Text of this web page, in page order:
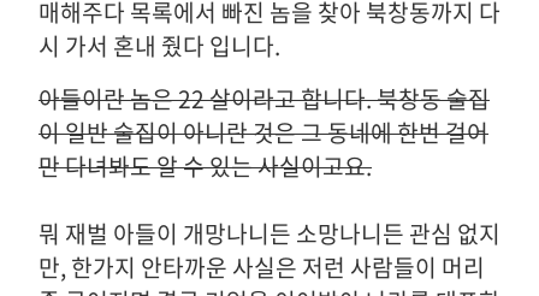
매해주다 목록에서 빠진 놈을 찾아 북창동까지 다
시 가서 혼내 줬다 입니다.
아들이란 놈은 22 살이라고 합니다. 북창동 술집
이 일반 술집이 아니란 것은 그 동네에 한번 걸어
만 다녀봐도 알 수 있는 사실이고요.
뭐 재벌 아들이 개망나니든 소망나니든 관심 없지
만, 한가지 안타까운 사실은 저런 사람들이 머리